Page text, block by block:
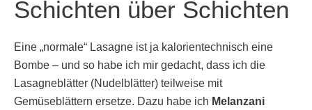
Schichten über Schichten
Eine „normale“ Lasagne ist ja kalorientechnisch eine
Bombe – und so habe ich mir gedacht, dass ich die
Lasagneblätter (Nudelblätter) teilweise mit
Gemüseblättern ersetze. Dazu habe ich Melanzani